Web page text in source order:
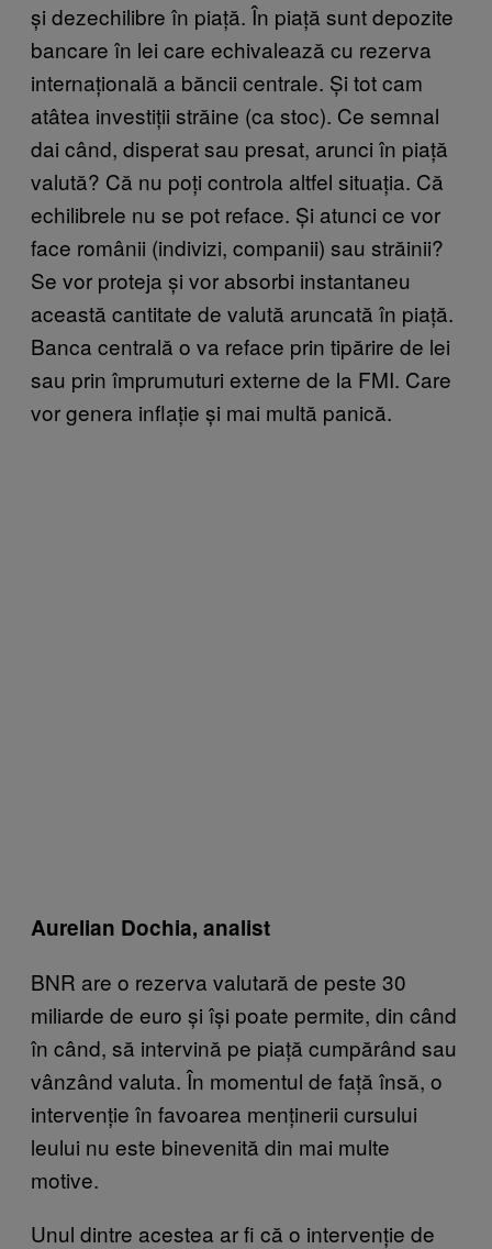
și dezechilibre în piață. În piață sunt depozite
bancare în lei care echivalează cu rezerva
internațională a băncii centrale. Și tot cam
atâtea investiții străine (ca stoc). Ce semnal
dai când, disperat sau presat, arunci în piață
valută? Că nu poți controla altfel situația. Că
echilibrele nu se pot reface. Și atunci ce vor
face românii (indivizi, companii) sau străinii?
Se vor proteja și vor absorbi instantaneu
această cantitate de valută aruncată în piață.
Banca centrală o va reface prin tipărire de lei
sau prin împrumuturi externe de la FMI. Care
vor genera inflație și mai multă panică.
Aurelian Dochia, analist
BNR are o rezerva valutară de peste 30
miliarde de euro și își poate permite, din când
în când, să intervină pe piață cumpărând sau
vânzând valuta. În momentul de față însă, o
intervenție în favoarea menținerii cursului
leului nu este binevenită din mai multe
motive.
Unul dintre acestea ar fi că o intervenție de